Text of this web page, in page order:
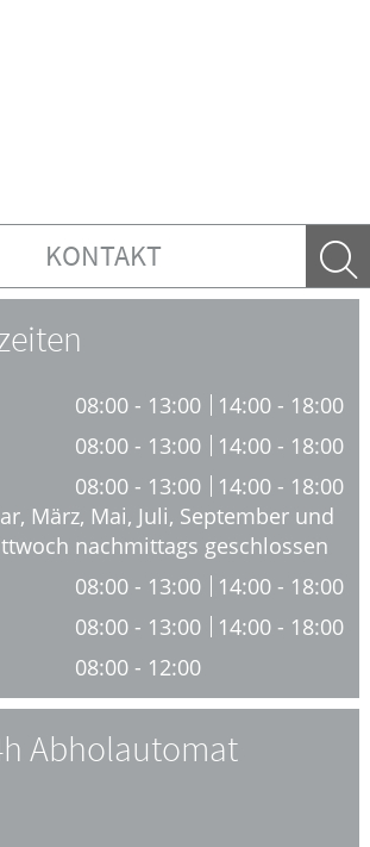
KONTAKT
08:00 - 13:00
14:00 - 18:00
08:00 - 13:00
14:00 - 18:00
08:00 - 13:00
14:00 - 18:00
März, Mai, Juli, September und
nachmittags geschlossen
08:00 - 13:00
14:00 - 18:00
08:00 - 13:00
14:00 - 18:00
08:00 - 12:00
Abholautomat